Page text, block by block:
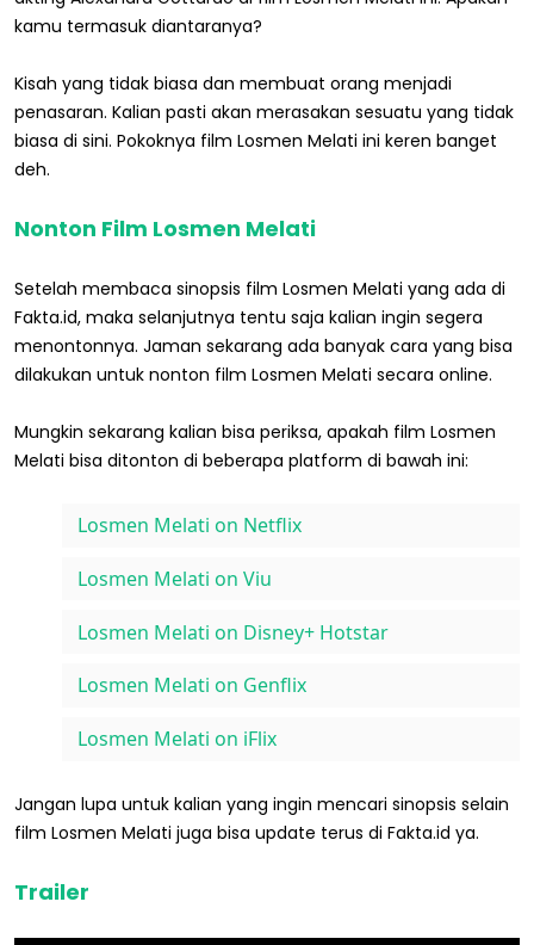
kamu termasuk diantaranya?
Kisah yang tidak biasa dan membuat orang menjadi
penasaran. Kalian pasti akan merasakan sesuatu yang tidak
biasa di sini. Pokoknya film Losmen Melati ini keren banget
deh.
Nonton Film Losmen Melati
Setelah membaca sinopsis film Losmen Melati yang ada di
Fakta.id, maka selanjutnya tentu saja kalian ingin segera
menontonnya. Jaman sekarang ada banyak cara yang bisa
dilakukan untuk nonton film Losmen Melati secara online.
Mungkin sekarang kalian bisa periksa, apakah film Losmen
Melati bisa ditonton di beberapa platform di bawah ini:
Losmen Melati on Netflix
Losmen Melati on Viu
Losmen Melati on Disney+ Hotstar
Losmen Melati on Genflix
Losmen Melati on iFlix
Jangan lupa untuk kalian yang ingin mencari sinopsis selain
film Losmen Melati juga bisa update terus di Fakta.id ya.
Trailer